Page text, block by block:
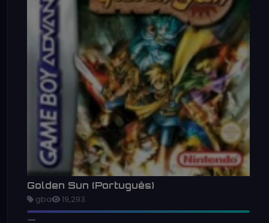
Golden Sun (Português)
gba 19,293